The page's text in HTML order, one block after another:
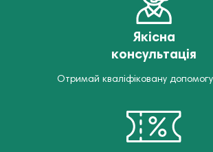
Якісна
консультація
Отримай кваліфіковану допомогу